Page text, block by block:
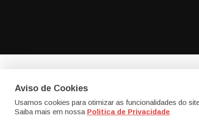
Itaqui,
Aviso de Cookies
Usamos cookies para otimizar as funcionalidades do
Saiba mais em nossa Politica de Privacidade